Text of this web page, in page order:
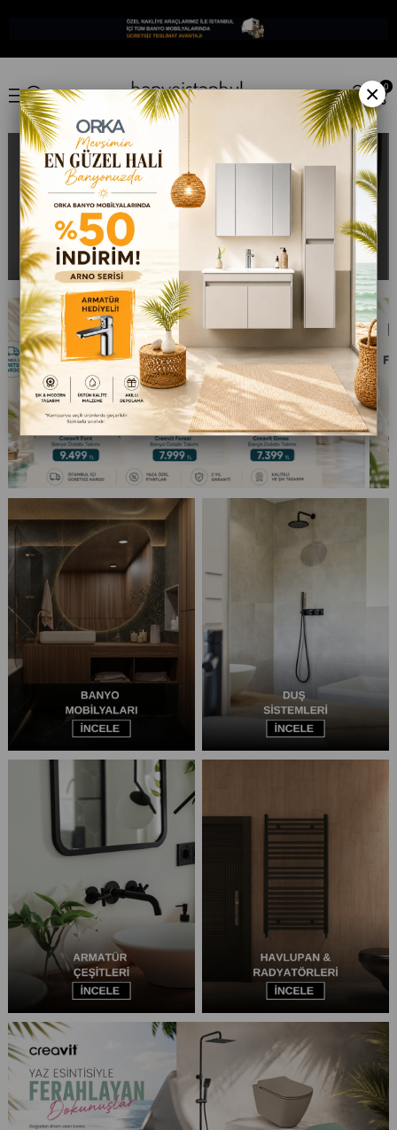
0
ORKA BÜYÜK YAZ KAMPANYASI
%50 İNDİRİM
23
Gün
35
DakikaSaniye
×